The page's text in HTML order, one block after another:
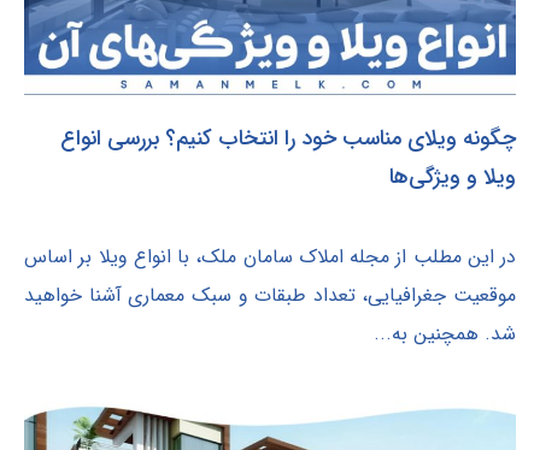
چگونه ویلای مناسب خود را انتخاب کنیم؟ بررسی انواع
ویلا و ویژگی‌ها
در این مطلب از مجله املاک سامان ملک، با انواع ویلا بر اساس
موقعیت جغرافیایی، تعداد طبقات و سبک معماری آشنا خواهید
شد. همچنین به...